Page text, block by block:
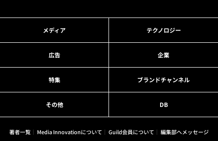
メディア テクノロジー
広告 企業
特集 ブランドチャンネル
その他 DB
著者一覧 Media Innovationについて Guild会員について
編集部へメッセージ